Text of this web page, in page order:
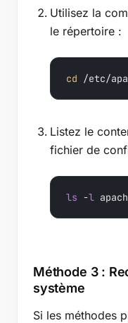
Utilisez la
le répertoire :
cd /etc/
Listez le
fichier de
ls -l
Méthode 3 :
système
Si les méthodes